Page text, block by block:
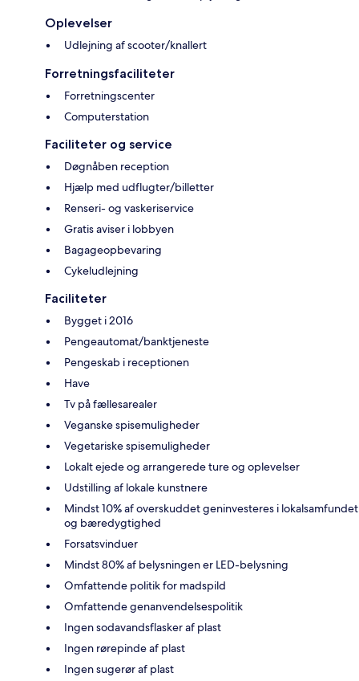
Oplevelser
Udlejning af scooter/knallert
Forretningsfaciliteter
Forretningscenter
Computerstation
Faciliteter og service
Døgnåben reception
Hjælp med udflugter/billetter
Renseri- og vaskeriservice
Gratis aviser i lobbyen
Bagageopbevaring
Cykeludlejning
Faciliteter
Bygget i 2016
Pengeautomat/banktjeneste
Pengeskab i receptionen
Have
Tv på fællesarealer
Veganske spisemuligheder
Vegetariske spisemuligheder
Lokalt ejede og arrangerede ture og oplevelser
Udstilling af lokale kunstnere
Mindst 10% af overskuddet geninvesteres i lokalsamfundet
og bæredygtighed
Forsatsvinduer
Mindst 80% af belysningen er LED-belysning
Omfattende politik for madspild
Omfattende genanvendelsespolitik
Ingen sodavandsflasker af plast
Ingen rørepinde af plast
Ingen sugerør af plast